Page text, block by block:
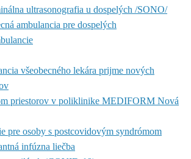
ultrasonografia u dospelých /SONO/
ambulancia pre dospelých
všeobecného lekára prijme nových
priestorov v poliklinike MEDIFORM Nová
pre osoby s postcovidovým syndrómom
infúzna liečba